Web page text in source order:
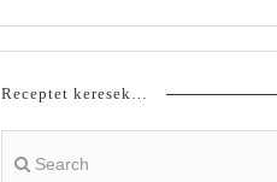
Receptet keresek…